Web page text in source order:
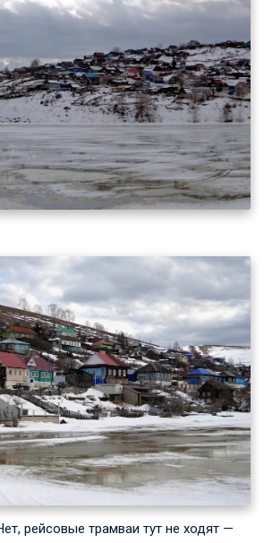
рейсовые трамваи тут не ходят —